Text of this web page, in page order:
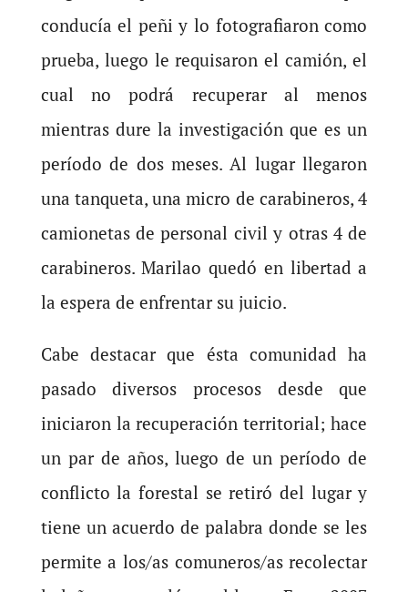
conducía el peñi y lo fotografiaron como
prueba, luego le requisaron el camión, el
cual no podrá recuperar al menos
mientras dure la investigación que es un
período de dos meses. Al lugar llegaron
una tanqueta, una micro de carabineros, 4
camionetas de personal civil y otras 4 de
carabineros. Marilao quedó en libertad a
la espera de enfrentar su juicio.
Cabe destacar que ésta comunidad ha
pasado diversos procesos desde que
iniciaron la recuperación territorial; hace
un par de años, luego de un período de
conflicto la forestal se retiró del lugar y
tiene un acuerdo de palabra donde se les
permite a los/as comuneros/as recolectar